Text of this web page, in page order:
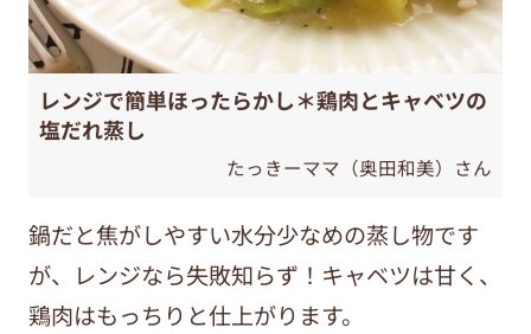
レンジで簡単ほったらかし＊鶏肉とキャベツの
塩だれ蒸し
たっきーママ（奥田和美）さん
鍋だと焦がしやすい水分少なめの蒸し物です
が、レンジなら失敗知らず！キャベツは甘く、
鶏肉はもっちりと仕上がります。